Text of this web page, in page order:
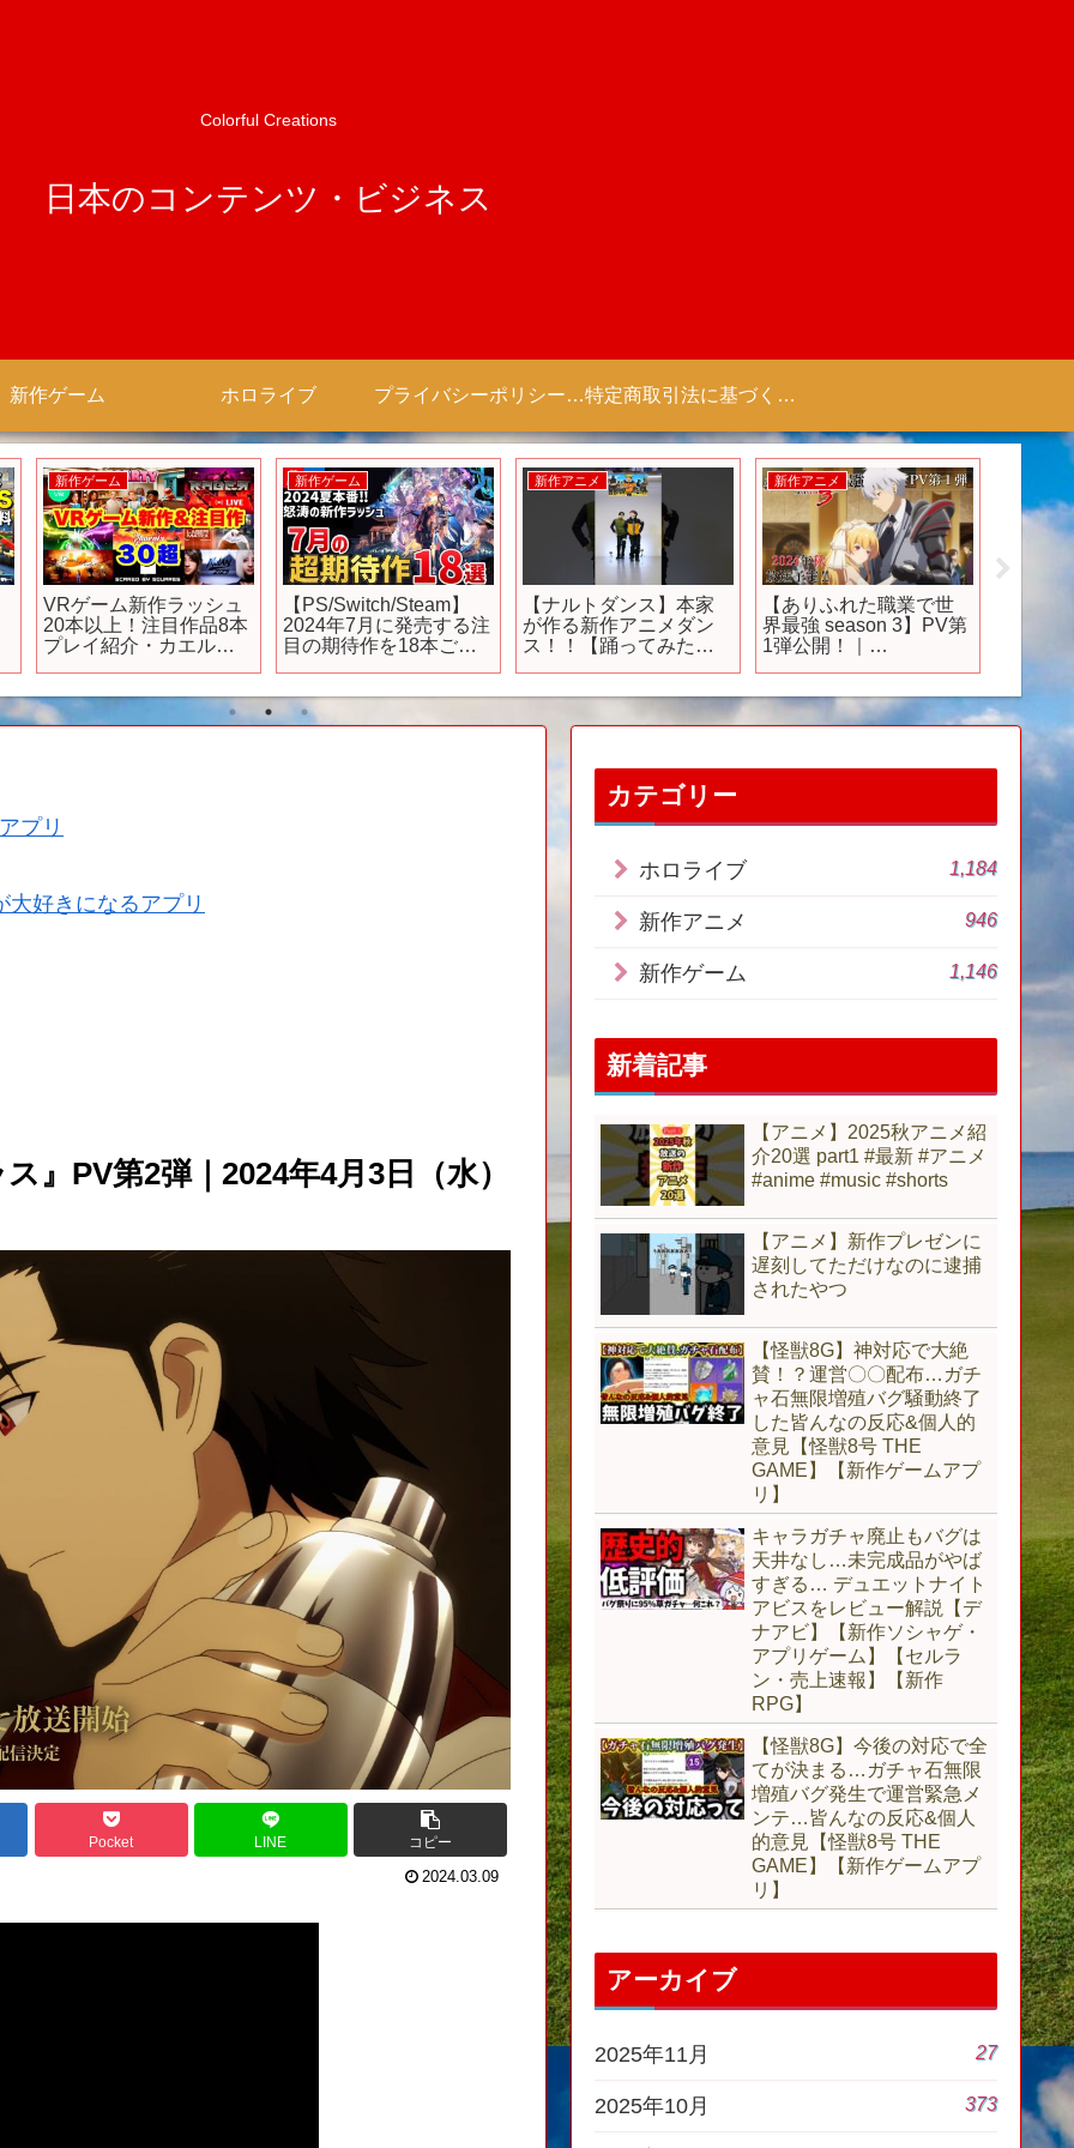
Colorful Creations
日本のコンテンツ・ビジネス
新作ゲーム ホロライブ プライバシーポリシー 【Colorful Creation】 特定商取引法に基づく表記（商取引に関する開示）
新作ゲーム
VRゲーム新作ラッシュ
20本以上！注目作品8本
プレイ紹介・カエル
新作ゲーム
【PS/Switch/Steam】
2024年7月に発売する注
目の期待作を18本ご紹
新作アニメ
【ナルトダンス】本家
が作る新作アニメダン
ス！！【踊ってみた】
新作アニメ
【ありふれた職業で世
界最強 season 3】PV第
1弾公開！｜
トレー
プリ
好きになるアプリ
』PV第2弾｜2024年4月3日（水）
Pocket LINE コピー
2024.03.09
カテゴリー
ホロライブ 1,184
新作アニメ 946
新作ゲーム 1,146
新着記事
【アニメ】2025秋アニメ紹
介20選 part1 #最新 #アニメ
#anime #music #shorts
【アニメ】新作プレゼンに
遅刻してただけなのに逮捕
されたやつ
【怪獣8G】神対応で大絶
賛！？運営〇〇配布…ガチ
ャ石無限増殖バグ騒動終了
した皆んなの反応&個人的
意見【怪獣8号 THE
GAME】【新作ゲームアプ
リ】
キャラガチャ廃止もバグは
天井なし…未完成品がやば
すぎる… デュエットナイト
アビスをレビュー解説【デ
ナアビ】【新作ソシャゲ・
アプリゲーム】【セルラ
ン・売上速報】【新作
RPG】
【怪獣8G】今後の対応で全
てが決まる…ガチャ石無限
増殖バグ発生で運営緊急メ
ンテ…皆んなの反応&個人
的意見【怪獣8号 THE
GAME】【新作ゲームアプ
リ】
アーカイブ
2025年11月 27
2025年10月 373